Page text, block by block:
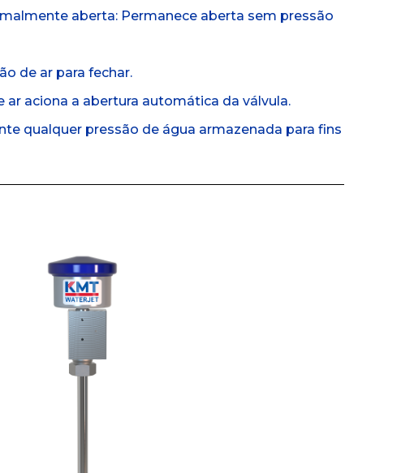
aberta: Permanece aberta sem pressão
de ar para fechar.
ar aciona a abertura automática da válvula.
qualquer pressão de água armazenada para fins